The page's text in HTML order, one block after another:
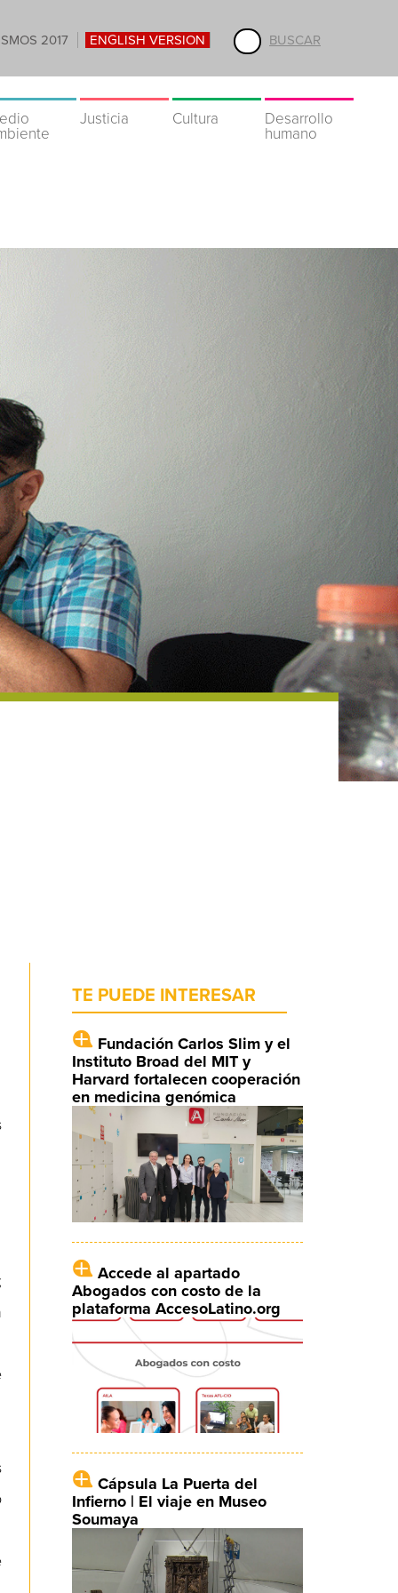
BUSCAR
2017 ENGLISH VERSION
Justicia Cultura
Desarrollo
humano
TE PUEDE INTERESAR
Fundación Carlos Slim y el
Instituto Broad del MIT y
Harvard fortalecen cooperación
en medicina genómica
Accede al apartado
Abogados con costo de la
plataforma AccesoLatino.org
Cápsula La Puerta del
Infierno | El viaje en Museo
Soumaya